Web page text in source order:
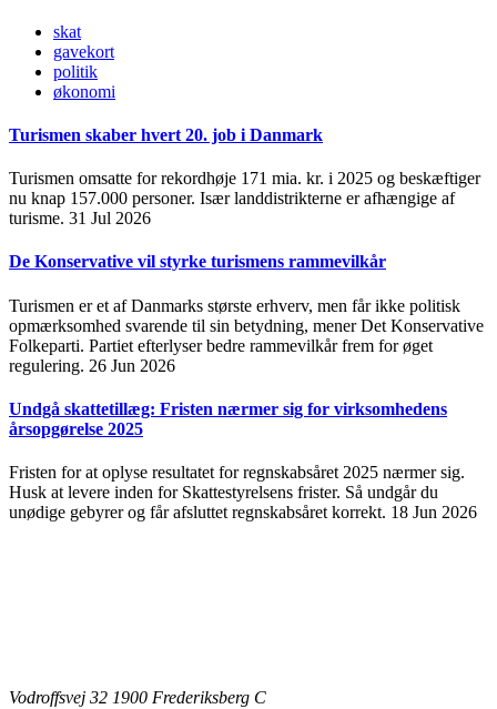
skat
gavekort
politik
økonomi
Turismen skaber hvert 20. job i Danmark
Turismen omsatte for rekordhøje 171 mia. kr. i 2025 og beskæftiger
nu knap 157.000 personer. Især landdistrikterne er afhængige af
turisme. 31 Jul 2026
De Konservative vil styrke turismens rammevilkår
Turismen er et af Danmarks største erhverv, men får ikke politisk
opmærksomhed svarende til sin betydning, mener Det Konservative
Folkeparti. Partiet efterlyser bedre rammevilkår frem for øget
regulering. 26 Jun 2026
Undgå skattetillæg: Fristen nærmer sig for virksomhedens
årsopgørelse 2025
Fristen for at oplyse resultatet for regnskabsåret 2025 nærmer sig.
Husk at levere inden for Skattestyrelsens frister. Så undgår du
unødige gebyrer og får afsluttet regnskabsåret korrekt. 18 Jun 2026
Vodroffsvej 32 1900 Frederiksberg C